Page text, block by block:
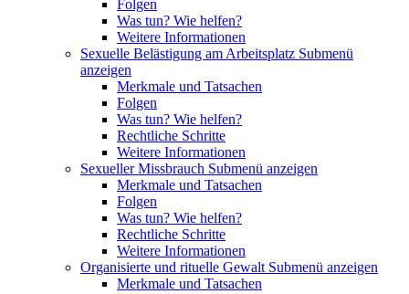
Folgen
Was tun? Wie helfen?
Weitere Informationen
Sexuelle Belästigung am Arbeitsplatz Submenü
anzeigen
Merkmale und Tatsachen
Folgen
Was tun? Wie helfen?
Rechtliche Schritte
Weitere Informationen
Sexueller Missbrauch Submenü anzeigen
Merkmale und Tatsachen
Folgen
Was tun? Wie helfen?
Rechtliche Schritte
Weitere Informationen
Organisierte und rituelle Gewalt Submenü anzeigen
Merkmale und Tatsachen